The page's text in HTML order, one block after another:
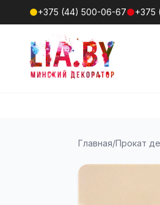
+375 (44) 500-06-67 +375
Главная/Прокат